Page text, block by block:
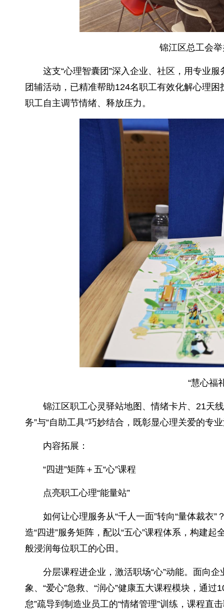
锦江区总工会
这支“心理智囊团”深入企业、社区，用专业
团辅活动，已精准帮助124名职工有效化解心理
职工自主调节情绪、释放压力。
“慧心福
锦江区职工心灵驿站地图、情绪卡片、21天
务”与“自助工具”巧妙结合，既彰显心理关爱的专
内容拓展：
“四进”矩阵＋五“心”课程
点亮职工心理“能量站”
如何让心理服务从“千人一面”转向“量体裁衣
造“四进”服务矩阵，配以“五心”课程体系，构建
般浸润每位职工的心田。
分层课程进企业，激活职场“心”动能。面向企
象、“爱心”急救、“润心”健康五大课程模块，通
怠”疏导到制造业员工的“情绪管理”训练，课程直